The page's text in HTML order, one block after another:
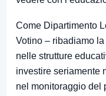
Come Dipartimento
Votino – ribadiamo
nelle strutture
investire seriamente
nel monitoraggio del